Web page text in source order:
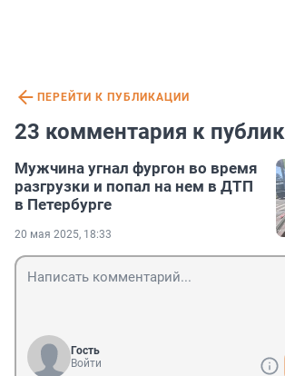
ПЕРЕЙТИ К ПУБЛИКАЦИИ
23 комментария к
Мужчина угнал фургон во время
разгрузки и попал на нем в ДТП
в Петербурге
20 мая 2025, 18:33
Гость
Войти